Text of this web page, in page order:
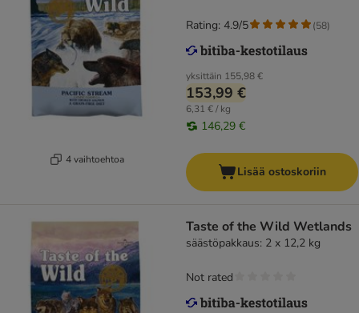
4 vaihtoehtoa
yksittäin 155,98 €
153,99 €
6,31 € / kg
146,29 €
Rating: 4.9/5 (58)
Lisää ostoskoriin
Taste of the Wild Wetlands
säästöpakkaus: 2 x 12,2 kg
Not rated